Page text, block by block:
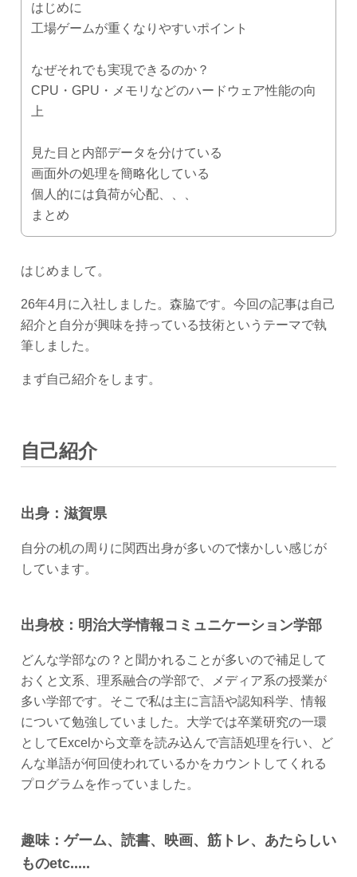
はじめに
工場ゲームが重くなりやすいポイント
なぜそれでも実現できるのか？
CPU・GPU・メモリなどのハードウェア性能の向
上
見た目と内部データを分けている
画面外の処理を簡略化している
個人的には負荷が心配、、、
まとめ
はじめまして。
26年4月に入社しました。森脇です。今回の記事は自己
紹介と自分が興味を持っている技術というテーマで執
筆しました。
まず自己紹介をします。
自己紹介
出身：滋賀県
自分の机の周りに関西出身が多いので懐かしい感じが
しています。
出身校：明治大学情報コミュニケーション学部
どんな学部なの？と聞かれることが多いので補足して
おくと文系、理系融合の学部で、メディア系の授業が
多い学部です。そこで私は主に言語や認知科学、情報
について勉強していました。大学では卒業研究の一環
としてExcelから文章を読み込んで言語処理を行い、ど
んな単語が何回使われているかをカウントしてくれる
プログラムを作っていました。
趣味：ゲーム、読書、映画、筋トレ、あたらしい
ものetc.....